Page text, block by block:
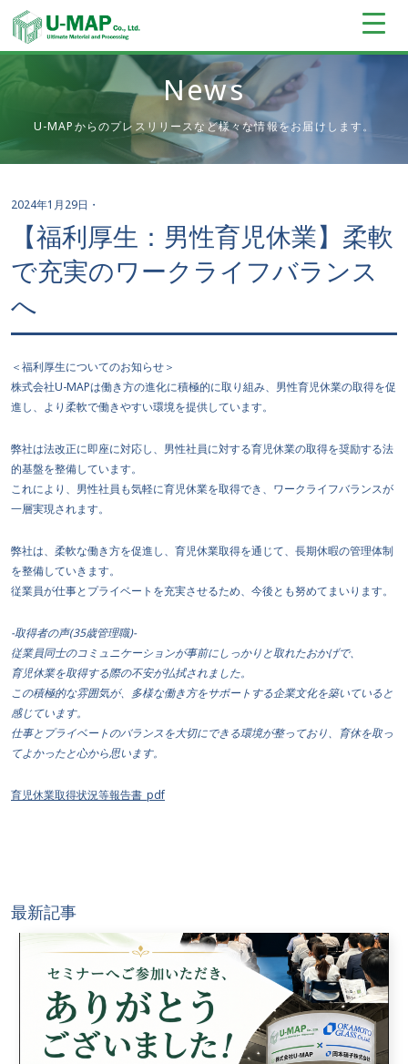
News
U-MAPからのプレスリリースなど様々な情報をお届けします。
2024年1月29日 ・
【福利厚生：男性育児休業】柔軟
で充実のワークライフバランス
へ
＜福利厚生についてのお知らせ＞
株式会社U-MAPは働き方の進化に積極的に取り組み、男性育児休業の取得を促
進し、より柔軟で働きやすい環境を提供しています。
弊社は法改正に即座に対応し、男性社員に対する育児休業の取得を奨励する法
的基盤を整備しています。
これにより、男性社員も気軽に育児休業を取得でき、ワークライフバランスが
一層実現されます。
弊社は、柔軟な働き方を促進し、育児休業取得を通じて、長期休暇の管理体制
を整備していきます。
従業員が仕事とプライベートを充実させるため、今後とも努めてまいります。
-取得者の声(35歳管理職)-
従業員同士のコミュニケーションが事前にしっかりと取れたおかげで、
育児休業を取得する際の不安が払拭されました。
この積極的な雰囲気が、多様な働き方をサポートする企業文化を築いていると
感じています。
仕事とプライベートのバランスを大切にできる環境が整っており、育休を取っ
てよかったと心から思います。
育児休業取得状況等報告書_pdf
最新記事